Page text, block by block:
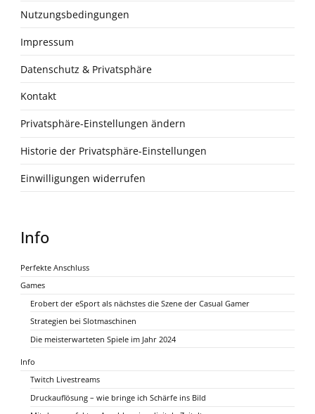
Nutzungsbedingungen
Impressum
Datenschutz & Privatsphäre
Kontakt
Privatsphäre-Einstellungen ändern
Historie der Privatsphäre-Einstellungen
Einwilligungen widerrufen
Info
Perfekte Anschluss
Games
Erobert der eSport als nächstes die Szene der Casual Gamer
Strategien bei Slotmaschinen
Die meisterwarteten Spiele im Jahr 2024
Info
Twitch Livestreams
Druckauflösung – wie bringe ich Schärfe ins Bild